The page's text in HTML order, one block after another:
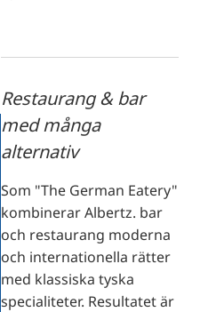
Restaurang & bar
med många
alternativ
Som "The German Eatery"
kombinerar Albertz. bar
och restaurang moderna
och internationella rätter
med klassiska tyska
specialiteter. Resultatet är